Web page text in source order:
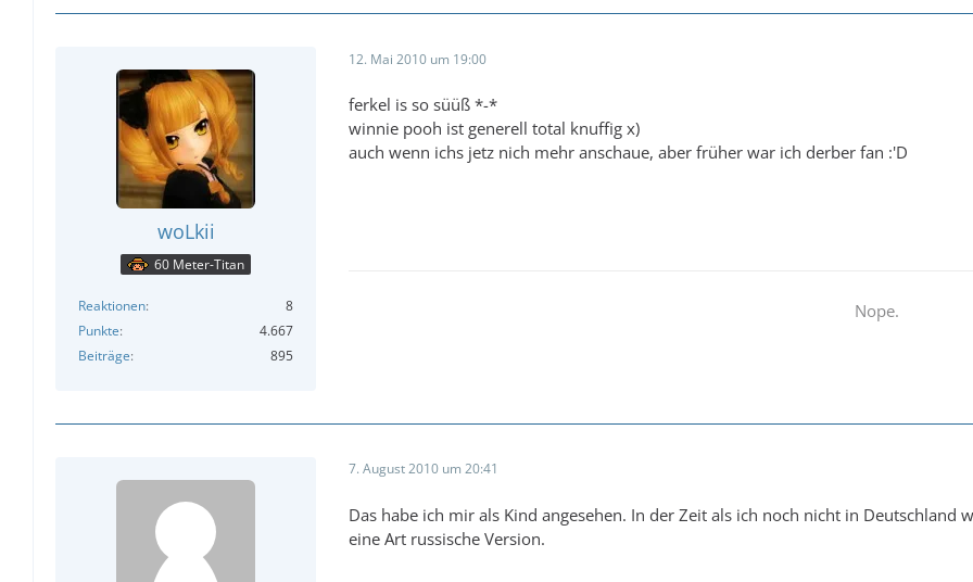
woLkii
60 Meter-Titan
Reaktionen
8
Punkte
4.667
Beiträge
895
12. Mai 2010 um 19:00
ferkel is so süüß *-*
winnie pooh ist generell total knuffig x)
auch wenn ichs jetz nich mehr anschaue, aber früher war ich derber fan :'D
Nope.
7. August 2010 um 20:41
Das habe ich mir als Kind angesehen. In der Zeit als ich noch nicht in Deutschland
eine Art russische Version.